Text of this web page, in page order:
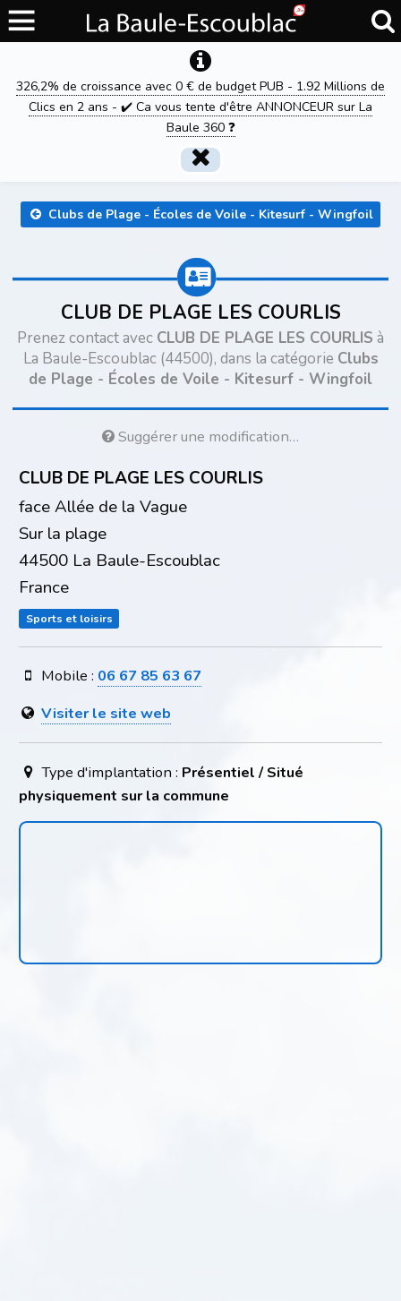
326,2% de croissance avec 0 € de budget PUB - 1.92 Millions de
Clics en 2 ans - ✔️ Ca vous tente d'être ANNONCEUR sur La
Baule 360 ❓
Clubs de Plage - Écoles de Voile - Kitesurf - Wingfoil
CLUB DE PLAGE LES COURLIS
Prenez contact avec CLUB DE PLAGE LES COURLIS à
La Baule-Escoublac (44500), dans la catégorie Clubs
de Plage - Écoles de Voile - Kitesurf - Wingfoil
Suggérer une modification…
CLUB DE PLAGE LES COURLIS
face Allée de la Vague
Sur la plage
44500 La Baule-Escoublac
France
Sports et loisirs
Mobile : 06 67 85 63 67
Visiter le site web
Type d'implantation : Présentiel / Situé
physiquement sur la commune